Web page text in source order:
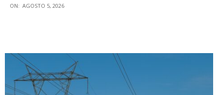
ON: AGOSTO 5, 2026